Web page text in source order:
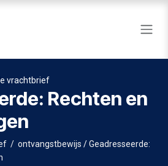
vrachtbrief
Rechten en
/ ontvangstbewijs /Geadresseerde: